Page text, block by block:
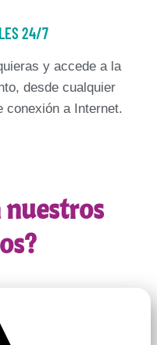
24/7
y accede a la
desde cualquier
conexión a Internet.
nuestros